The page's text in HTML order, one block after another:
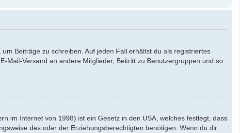
Beiträge zu schreiben. Auf jeden Fall erhältst du als registriertes
Mail-Versand an andere Mitglieder, Beitritt zu Benutzergruppen und so
im Internet von 1998) ist ein Gesetz in den USA, welches festlegt, dass
des oder der Erziehungsberechtigten benötigen. Wenn du dir